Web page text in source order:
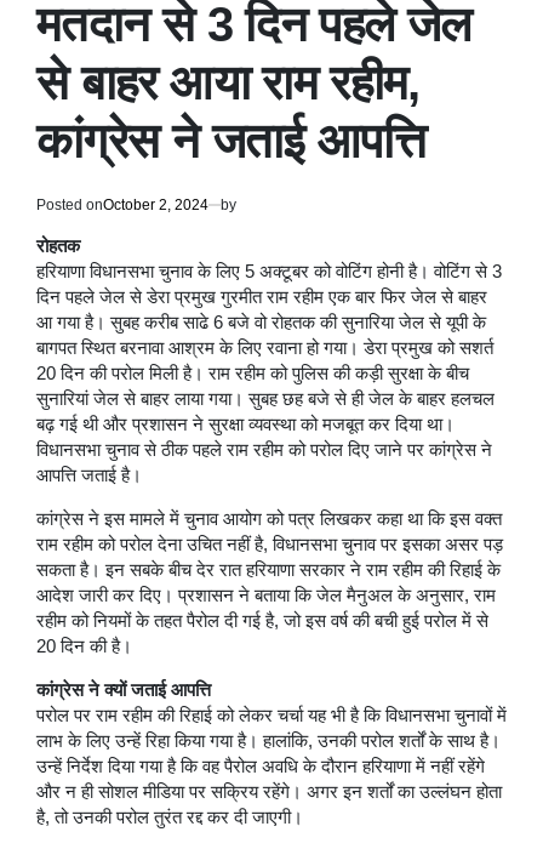
मतदान से 3 दिन पहले जेल
से बाहर आया राम रहीम,
कांग्रेस ने जताई आपत्ति
Posted onOctober 2, 2024 by
रोहतक
हरियाणा विधानसभा चुनाव के लिए 5 अक्टूबर को वोटिंग होनी है। वोटिंग से 3
दिन पहले जेल से डेरा प्रमुख गुरमीत राम रहीम एक बार फिर जेल से बाहर
आ गया है। सुबह करीब साढे 6 बजे वो रोहतक की सुनारिया जेल से यूपी के
बागपत स्थित बरनावा आश्रम के लिए रवाना हो गया। डेरा प्रमुख को सशर्त
20 दिन की परोल मिली है। राम रहीम को पुलिस की कड़ी सुरक्षा के बीच
सुनारियां जेल से बाहर लाया गया। सुबह छह बजे से ही जेल के बाहर हलचल
बढ़ गई थी और प्रशासन ने सुरक्षा व्यवस्था को मजबूत कर दिया था।
विधानसभा चुनाव से ठीक पहले राम रहीम को परोल दिए जाने पर कांग्रेस ने
आपत्ति जताई है।
कांग्रेस ने इस मामले में चुनाव आयोग को पत्र लिखकर कहा था कि इस वक्त
राम रहीम को परोल देना उचित नहीं है, विधानसभा चुनाव पर इसका असर पड़
सकता है। इन सबके बीच देर रात हरियाणा सरकार ने राम रहीम की रिहाई के
आदेश जारी कर दिए। प्रशासन ने बताया कि जेल मैनुअल के अनुसार, राम
रहीम को नियमों के तहत पैरोल दी गई है, जो इस वर्ष की बची हुई परोल में से
20 दिन की है।
कांग्रेस ने क्यों जताई आपत्ति
परोल पर राम रहीम की रिहाई को लेकर चर्चा यह भी है कि विधानसभा चुनावों में
लाभ के लिए उन्हें रिहा किया गया है। हालांकि, उनकी परोल शर्तों के साथ है।
उन्हें निर्देश दिया गया है कि वह पैरोल अवधि के दौरान हरियाणा में नहीं रहेंगे
और न ही सोशल मीडिया पर सक्रिय रहेंगे। अगर इन शर्तों का उल्लंघन होता
है, तो उनकी परोल तुरंत रद्द कर दी जाएगी।